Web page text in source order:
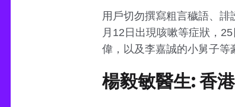
用戶切勿撰寫粗言穢語、
月12日出現咳嗽等症狀，
偉，以及李嘉誠的小舅子等
楊毅敏醫生: 香